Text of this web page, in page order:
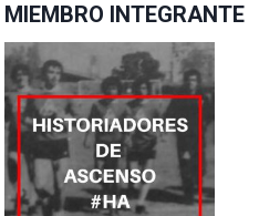
MIEMBRO INTEGRANTE